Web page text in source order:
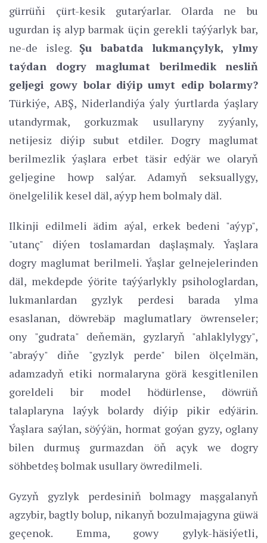
gürrüňi çürt-kesik gutarýarlar. Olarda ne bu
ugurdan iş alyp barmak üçin gerekli taýýarlyk bar,
ne-de isleg.Şu babatda lukmançylyk, ylmy
taýdan dogry maglumat berilmedik nesliň
geljegi gowy bolar diýip umyt edip bolarmy?
Türkiýe, ABŞ, Niderlandiýa ýaly ýurtlarda ýaşlary
utandyrmak, gorkuzmak usullaryny zyýanly,
netijesiz diýip subut etdiler. Dogry maglumat
berilmezlik ýaşlara erbet täsir edýär we olaryň
geljegine howp salýar. Adamyň seksuallygy,
önelgelilik kesel däl, aýyp hem bolmaly däl.
Ilkinji edilmeli ädim aýal, erkek bedeni "aýyp",
"utanç" diýen toslamardan daşlaşmaly. Ýaşlara
dogry maglumat berilmeli. Ýaşlar gelnejelerinden
däl, mekdepde ýörite taýýarlykly psihologlardan,
lukmanlardan gyzlyk perdesi barada ylma
esaslanan, döwrebäp maglumatlary öwrenseler;
ony "gudrata" deňemän, gyzlaryň "ahlaklylygy",
"abraýy" diňe "gyzlyk perde" bilen ölçelmän,
adamzadyň etiki normalaryna görä kesgitlenilen
goreldeli bir model hödürlense, döwrüň
talaplaryna laýyk bolardy diýip pikir edýärin.
Ýaşlara saýlan, söýýän, hormat goýan gyzy, oglany
bilen durmuş gurmazdan öň açyk we dogry
söhbetdeş bolmak usullary öwredilmeli.
Gyzyň gyzlyk perdesiniň bolmagy maşgalanyň
agzybir, bagtly bolup, nikanyň bozulmajagyna güwä
geçenok. Emma, gowy gylyk-häsiýetli,